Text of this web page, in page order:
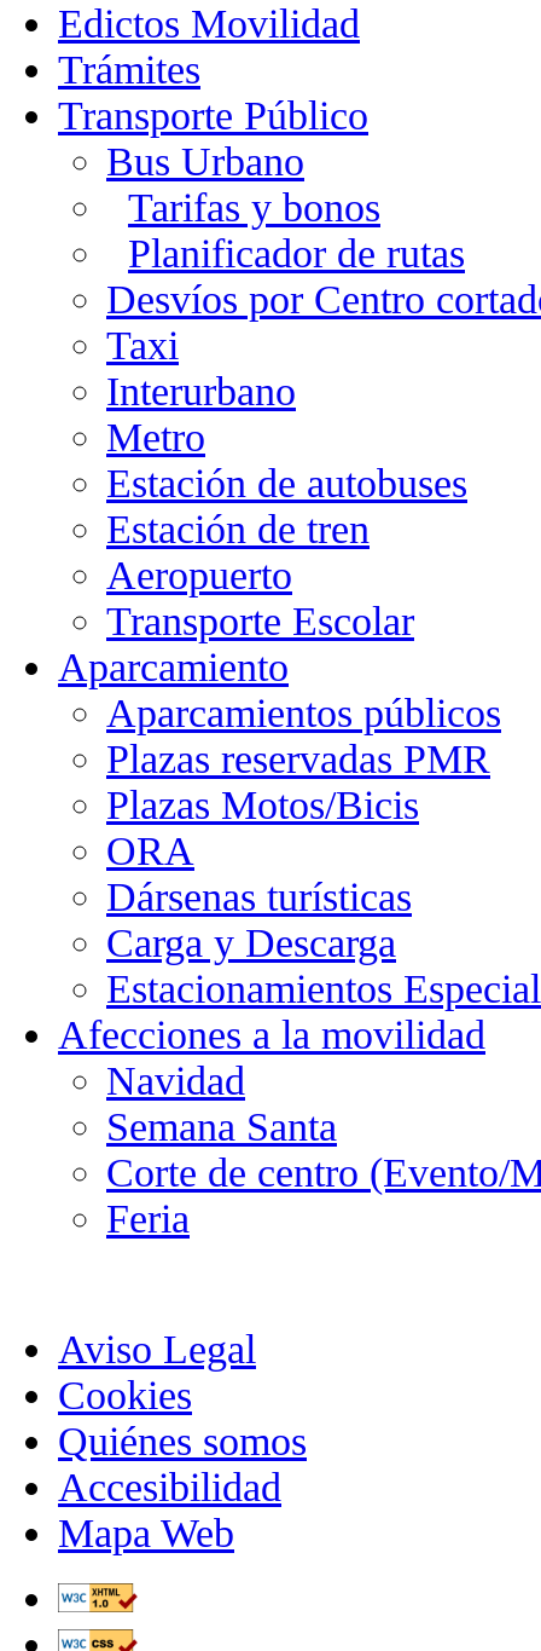
Edictos Movilidad
Trámites
Transporte Público
Bus Urbano
Tarifas y bonos
Planificador de rutas
Desvíos por Centro
Taxi
Interurbano
Metro
Estación de autobuses
Estación de tren
Aeropuerto
Transporte Escolar
Aparcamiento
Aparcamientos públicos
Plazas reservadas PMR
Plazas Motos/Bicis
ORA
Dársenas turísticas
Carga y Descarga
Estacionamientos
Afecciones a la movilidad
Navidad
Semana Santa
Corte de centro (Evento/
Feria
Aviso Legal
Cookies
Quiénes somos
Accesibilidad
Mapa Web